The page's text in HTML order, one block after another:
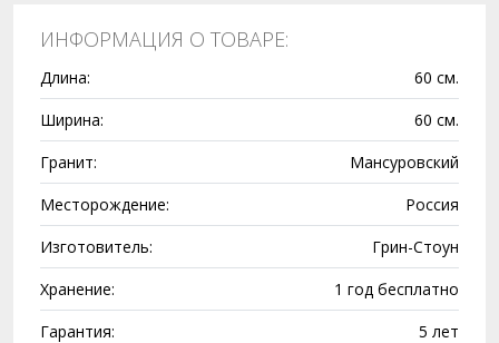
ИНФОРМАЦИЯ О ТОВАРЕ:
Длина:
60 см.
Ширина:
60 см.
Гранит:
Мансуровский
Месторождение:
Россия
Изготовитель:
Грин-Стоун
Хранение:
1 год бесплатно
Гарантия:
5 лет